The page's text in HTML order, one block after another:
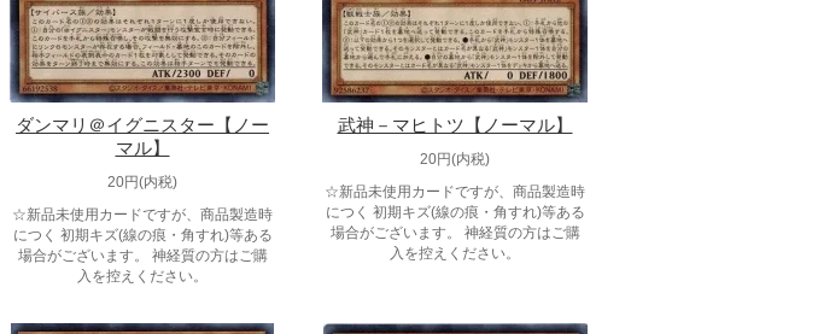
ダンマリ＠イグニスター【ノー
マル】
20円(内税)
☆新品未使用カードですが、商品製造時
につく 初期キズ(線の痕・角すれ)等ある
場合がございます。 神経質の方はご購
入を控えください。
武神－マヒトツ【ノーマル】
20円(内税)
☆新品未使用カードですが、商品製造時
につく 初期キズ(線の痕・角すれ)等ある
場合がございます。 神経質の方はご購
入を控えください。